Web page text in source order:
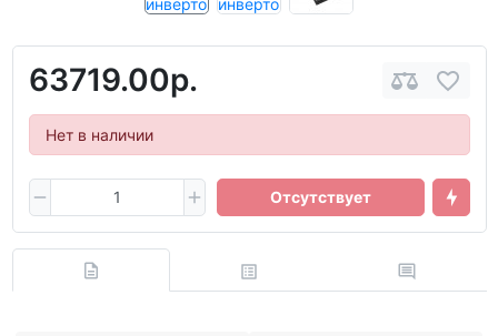
63719.00р.
Нет в наличии
Отсутствует